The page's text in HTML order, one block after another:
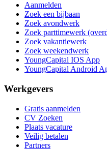
Aanmelden
Zoek een bijbaan
Zoek avondwerk
Zoek parttimewerk
Zoek vakantiewerk
Zoek weekendwerk
YoungCapital IOS App
YoungCapital Android
Werkgevers
Gratis aanmelden
CV Zoeken
Plaats vacature
Veilig betalen
Partners